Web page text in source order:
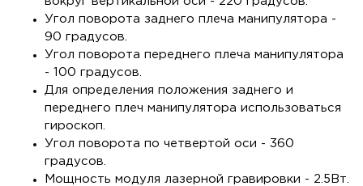
Угол поворота заднего плеча манипулятора -
90 градусов.
Угол поворота переднего плеча манипулятора
- 100 градусов.
Для определения положения заднего и
переднего плеч манипулятора использоваться
гироскоп.
Угол поворота по четвертой оси - 360
градусов.
Мощность модуля лазерной гравировки - 2.5Вт.